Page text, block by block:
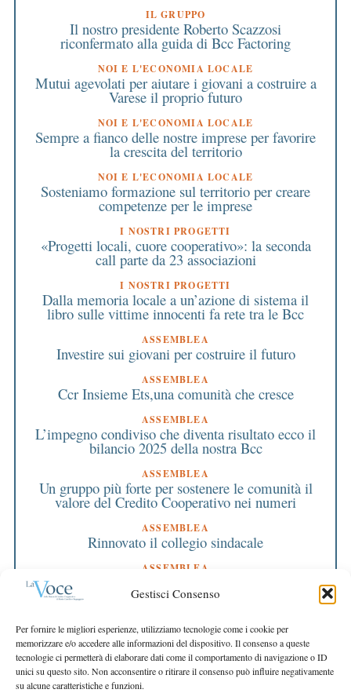
Gestisci Consenso
Per fornire le migliori esperienze, utilizziamo tecnologie come i cookie per
memorizzare e/o accedere alle informazioni del dispositivo. Il consenso a queste
tecnologie ci permetterà di elaborare dati come il comportamento di navigazione o ID
unici su questo sito. Non acconsentire o ritirare il consenso può influire negativamente
su alcune caratteristiche e funzioni.
IL GRUPPO
Il nostro presidente Roberto Scazzosi
riconfermato alla guida di Bcc Factoring
NOI E L'ECONOMIA LOCALE
Mutui agevolati per aiutare i giovani a costruire a
Varese il proprio futuro
NOI E L'ECONOMIA LOCALE
Sempre a fianco delle nostre imprese per favorire
la crescita del territorio
NOI E L'ECONOMIA LOCALE
Sosteniamo formazione sul territorio per creare
competenze per le imprese
I NOSTRI PROGETTI
«Progetti locali, cuore cooperativo»: la seconda
call parte da 23 associazioni
I NOSTRI PROGETTI
Dalla memoria locale a un’azione di sistema il
libro sulle vittime innocenti fa rete tra le Bcc
ASSEMBLEA
Investire sui giovani per costruire il futuro
ASSEMBLEA
Ccr Insieme Ets,una comunità che cresce
ASSEMBLEA
L’impegno condiviso che diventa risultato ecco il
bilancio 2025 della nostra Bcc
ASSEMBLEA
Un gruppo più forte per sostenere le comunità il
valore del Credito Cooperativo nei numeri
ASSEMBLEA
Rinnovato il collegio sindacale
ASSEMBLEA
Bilancio approvato all’unanimità e 2 milioni
destinati al territorio
EDITORIALE DIRETTORE
Crescere restando riconoscibili
EDITORIALE PRESIDENTE
Costruire futuro insieme